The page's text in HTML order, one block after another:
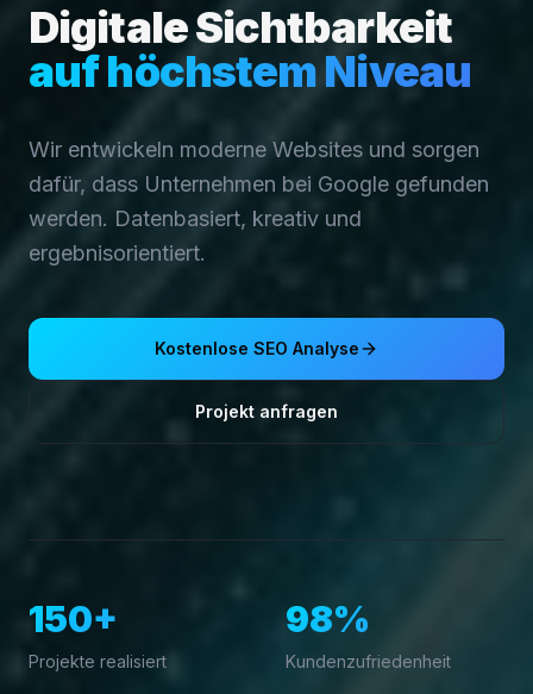
Digitale Sichtbarkeit
auf höchstem Niveau
Wir entwickeln moderne Websites und sorgen
dafür, dass Unternehmen bei Google gefunden
werden. Datenbasiert, kreativ und
ergebnisorientiert.
Kostenlose SEO Analyse
Projekt anfragen
150+
Projekte realisiert
98%
Kundenzufriedenheit